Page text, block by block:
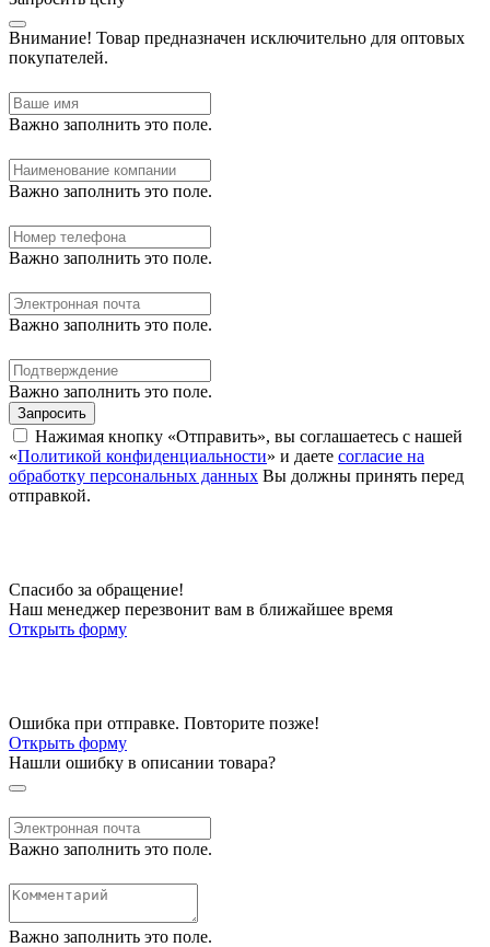
Внимание! Товар предназначен исключительно для оптовых
покупателей.
Важно заполнить это поле.
Важно заполнить это поле.
Важно заполнить это поле.
Важно заполнить это поле.
Важно заполнить это поле.
Запросить
Нажимая кнопку «Отправить», вы соглашаетесь с нашей
«Политикой конфиденциальности» и даете согласие на
обработку персональных данных Вы должны принять перед
отправкой.
Спасибо за обращение!
Наш менеджер перезвонит вам в ближайшее время
Открыть форму
Ошибка при отправке. Повторите позже!
Открыть форму
Нашли ошибку в описании товара?
Важно заполнить это поле.
Важно заполнить это поле.